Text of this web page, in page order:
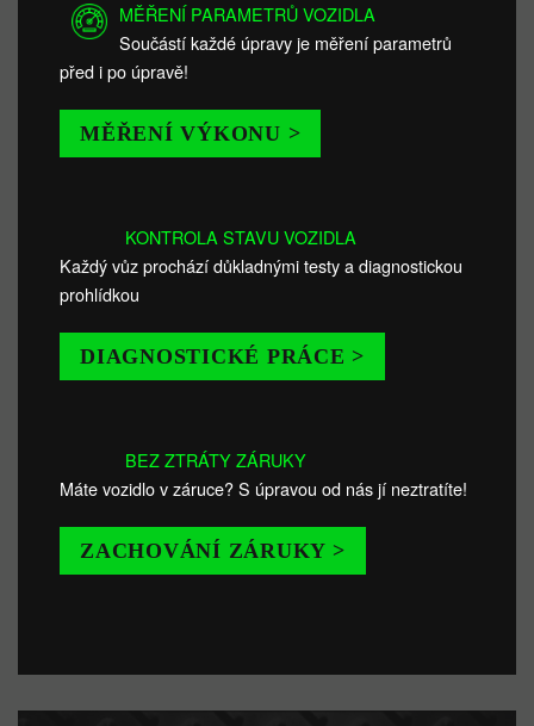
MĚŘENÍ PARAMETRŮ VOZIDLA
Součástí každé úpravy je měření parametrů
před i po úpravě!
MĚŘENÍ VÝKONU >
KONTROLA STAVU VOZIDLA
Každý vůz prochází důkladnými testy a diagnostickou
prohlídkou
DIAGNOSTICKÉ PRÁCE >
BEZ ZTRÁTY ZÁRUKY
Máte vozidlo v záruce? S úpravou od nás jí neztratíte!
ZACHOVÁNÍ ZÁRUKY >